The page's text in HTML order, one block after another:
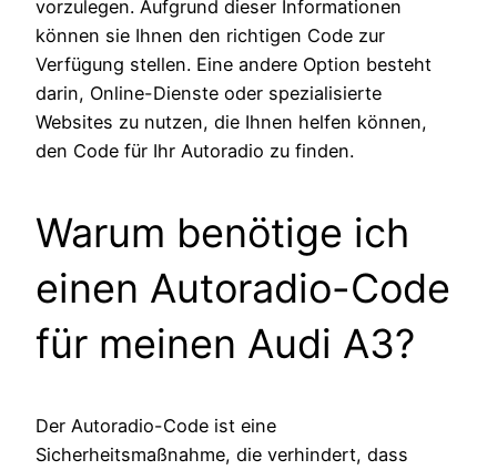
vorzulegen. Aufgrund dieser Informationen
können sie Ihnen den richtigen Code zur
Verfügung stellen. Eine andere Option besteht
darin, Online-Dienste oder spezialisierte
Websites zu nutzen, die Ihnen helfen können,
den Code für Ihr Autoradio zu finden.
Warum benötige ich
einen Autoradio-Code
für meinen Audi A3?
Der Autoradio-Code ist eine
Sicherheitsmaßnahme, die verhindert, dass